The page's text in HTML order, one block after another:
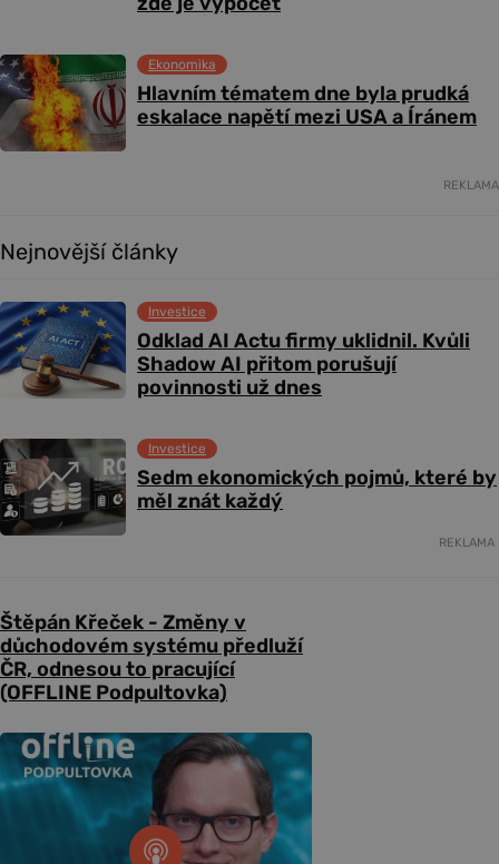
Hlavním tématem dne byla prudká
eskalace napětí mezi USA a Íránem
Ekonomika
REKLAMA
Nejnovější články
Odklad AI Actu firmy uklidnil. Kvůli
Shadow AI přitom porušují
povinnosti už dnes
Investice
Sedm ekonomických pojmů, které by
měl znát každý
Investice
REKLAMA
Štěpán Křeček - Změny v
důchodovém systému předluží
ČR, odnesou to pracující
(OFFLINE Podpultovka)